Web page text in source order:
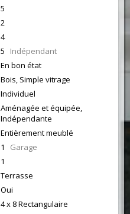
5
2
4
5 Indépendant
En bon état
Bois, Simple vitrage
Individuel
Aménagée et équipée,
Indépendante
Entièrement meublé
1 Garage
1
Terrasse
Oui
4 x 8 Rectangulaire